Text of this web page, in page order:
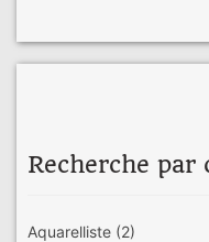
Recherche par
Aquarelliste (2)